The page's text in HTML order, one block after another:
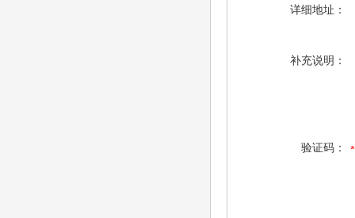
详细地址：
补充说明：
验证码：